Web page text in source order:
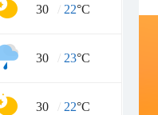
30 / 22°C
30 / 23°C
30 / 22°C